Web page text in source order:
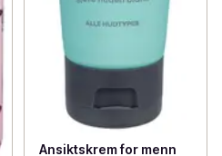
Ansiktskrem for menn